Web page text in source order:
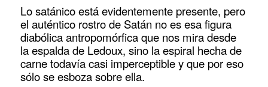
Lo satánico está evidentemente presente, pero
el auténtico rostro de Satán no es esa figura
diabólica antropomórfica que nos mira desde
la espalda de Ledoux, sino la espiral hecha de
carne todavía casi imperceptible y que por eso
sólo se esboza sobre ella.